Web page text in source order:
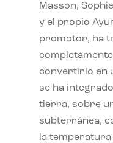
Masson,
y el propio
promotor, ha
convertirlo en
se ha
tierra, sobre
subterránea,
la